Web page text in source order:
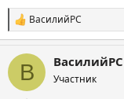
С
и
п
т
ВасилийРС
В ВасилийРС
Участник